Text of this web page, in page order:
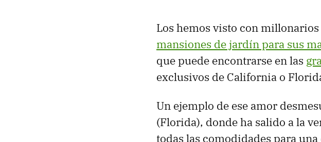
Los hemos visto con
mansiones de jardín para sus
que puede encontrarse en las
exclusivos de California o
Un ejemplo de ese amor
(Florida), donde ha salido a la
todas las comodidades para